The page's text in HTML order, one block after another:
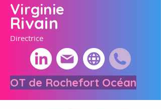
Virginie
Rivain
Directrice
OT de Rochefort Océan